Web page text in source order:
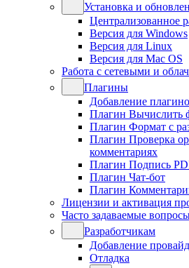
Установка и
Централизованное
Версия для Windows
Версия для Linux
Версия для Mac OS
Работа с сетевыми и
Плагины
Добавление
Плагин Вычислить
Плагин Формат с
Плагин Проверка
комментариях
Плагин Подпись
Плагин Чат-бот
Плагин
Лицензии и активация
Часто задаваемые
Разработчикам
Добавление
Отладка